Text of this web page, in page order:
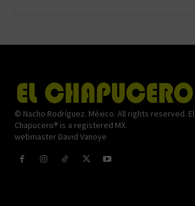
© Nacho Rodríguez. México. All rights reserved. El
Chapucero® is a registered MX.
webmaster David Vanoye